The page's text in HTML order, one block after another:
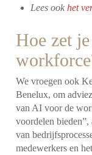
Lees ookhet
Hoe zet
We vroegen ook
Benelux, om
van AI voor de
voordelen bieden”,
van
medewerkers en